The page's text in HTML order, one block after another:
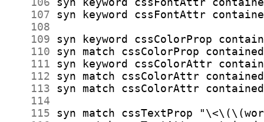
    107
    108
    109
    110
    111
    112
    113
    114
    115